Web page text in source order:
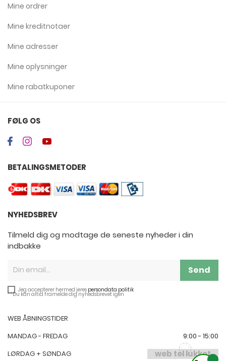
Mine ordrer
Mine kreditnotaer
Mine adresser
Mine oplysninger
Mine rabatkuponer
FØLG OS
BETALINGSMETODER
NYHEDSBREV
Tilmeld dig og modtage de seneste nyheder i din
indbakke
Send
Jeg accepterer hermed jeres persondata politik
**Du kan altid framelde dig nyhedsbrevet igen
WEB ÅBNINGSTIDER
MANDAG - FREDAG
9:00 - 15:00
LØRDAG + SØNDAG
web tel lukket